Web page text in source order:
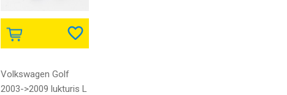
Volkswagen Golf
2003->2009 lukturis L